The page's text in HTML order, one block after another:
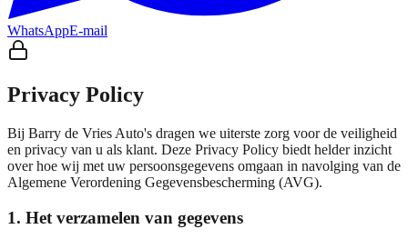
WhatsAppE-mail
Privacy Policy
Bij Barry de Vries Auto's dragen we uiterste zorg voor de veiligheid
en privacy van u als klant. Deze Privacy Policy biedt helder inzicht
over hoe wij met uw persoonsgegevens omgaan in navolging van de
Algemene Verordening Gegevensbescherming (AVG).
1. Het verzamelen van gegevens